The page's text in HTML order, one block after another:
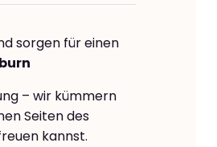
sorgen für einen
– wir kümmern
Seiten des
kannst.